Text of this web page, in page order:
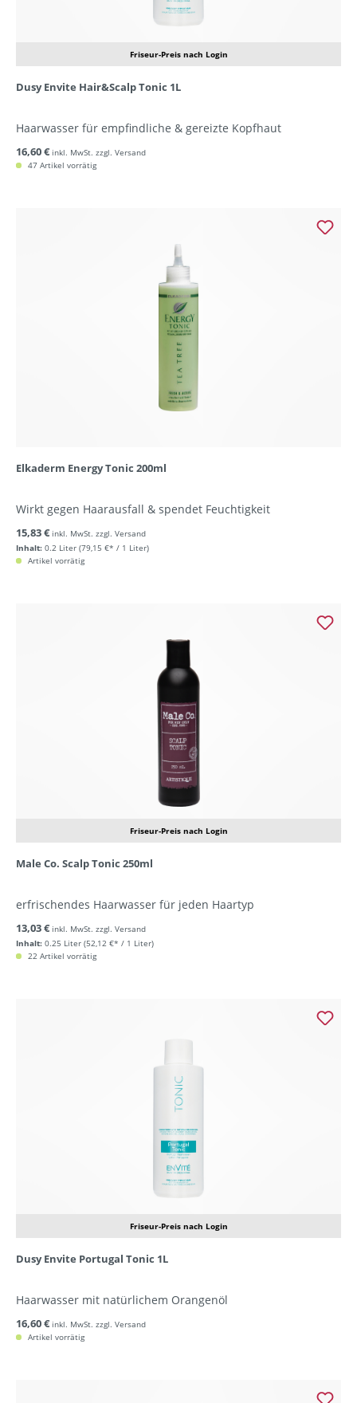
Friseur-Preis nach Login
Dusy Envite Hair&Scalp Tonic 1L
Haarwasser für empfindliche & gereizte Kopfhaut
16,60 € inkl. MwSt. zzgl. Versand
47 Artikel vorrätig
Elkaderm Energy Tonic 200ml
Wirkt gegen Haarausfall & spendet Feuchtigkeit
Inhalt: 0.2 Liter (79,15 €* / 1 Liter)
15,83 € inkl. MwSt. zzgl. Versand
Artikel vorrätig
Friseur-Preis nach Login
Male Co. Scalp Tonic 250ml
erfrischendes Haarwasser für jeden Haartyp
Inhalt: 0.25 Liter (52,12 €* / 1 Liter)
13,03 € inkl. MwSt. zzgl. Versand
22 Artikel vorrätig
Friseur-Preis nach Login
Dusy Envite Portugal Tonic 1L
Haarwasser mit natürlichem Orangenöl
16,60 € inkl. MwSt. zzgl. Versand
Artikel vorrätig